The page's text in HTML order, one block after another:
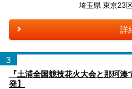
埼玉県 東京23
詳
3
『土浦全国競技花火大会と那珂
発】